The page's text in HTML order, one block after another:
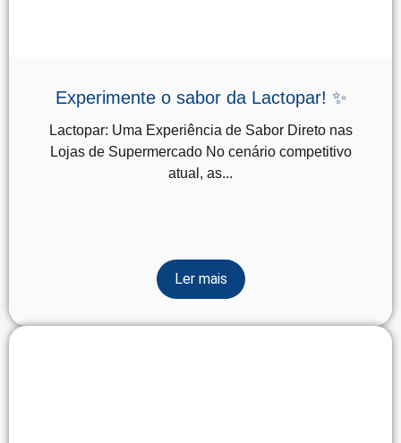
Experimente o sabor da Lactopar! ✨
Lactopar: Uma Experiência de Sabor Direto nas
Lojas de Supermercado No cenário competitivo
atual, as...
Ler mais